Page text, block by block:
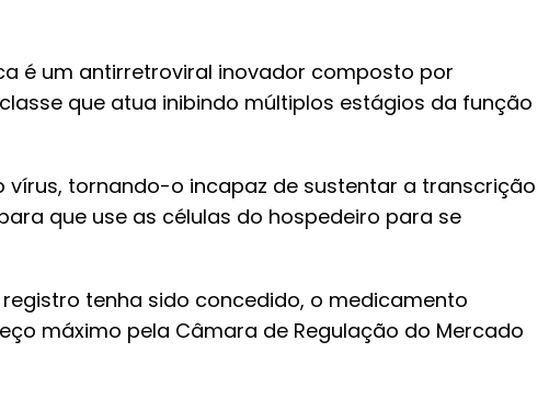
é um antirretroviral inovador composto por
que atua inibindo múltiplos estágios da função
vírus, tornando-o incapaz de sustentar a transcrição
que use as células do hospedeiro para se
tenha sido concedido, o medicamento
máximo pela Câmara de Regulação do Mercado